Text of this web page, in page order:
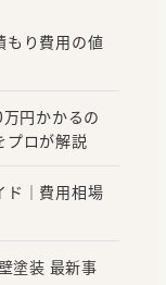
もり費用の値
円かかるの
プロが解説
ド｜費用相場
塗装 最新事